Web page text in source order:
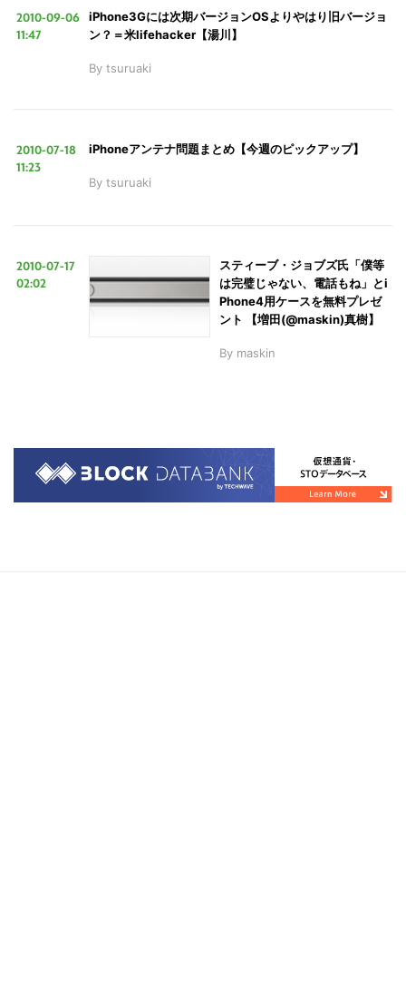
2010-09-06
11:47
iPhone3Gには次期バージョンOSよりやはり旧バージョ
ン？＝米lifehacker【湯川】
By tsuruaki
2010-07-18
11:23
iPhoneアンテナ問題まとめ【今週のピックアップ】
By tsuruaki
2010-07-17
02:02
スティーブ・ジョブズ氏「僕等
は完璧じゃない、電話もね」とi
Phone4用ケースを無料プレゼ
ント 【増田(@maskin)真樹】
By maskin